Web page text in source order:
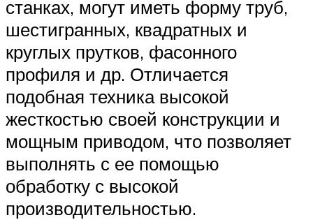
станках, могут иметь форму труб,
шестигранных, квадратных и
круглых прутков, фасонного
профиля и др. Отличается
подобная техника высокой
жесткостью своей конструкции и
мощным приводом, что позволяет
выполнять с ее помощью
обработку с высокой
производительностью.